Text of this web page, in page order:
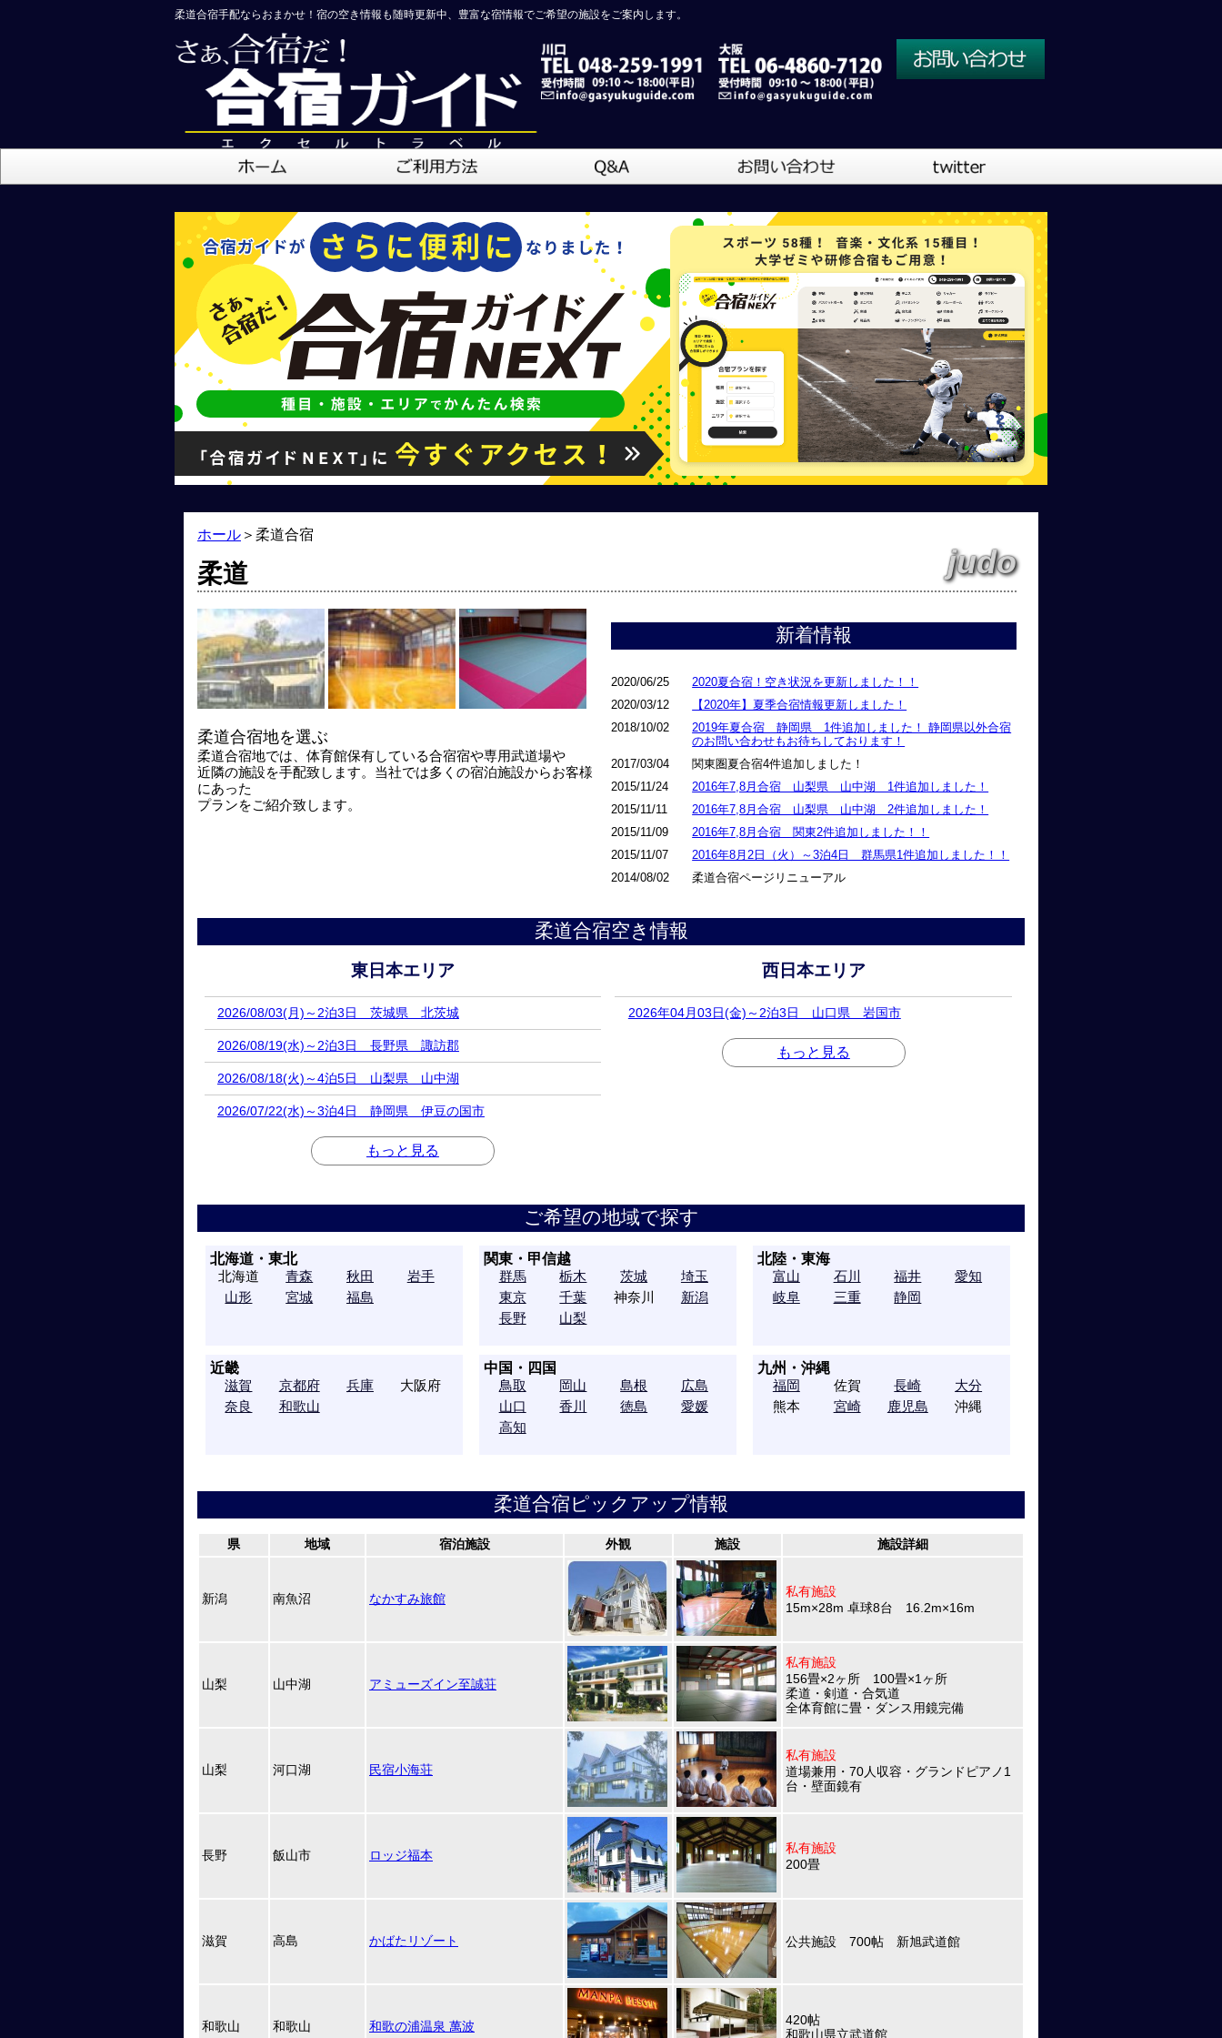
柔道合宿手配ならおまかせ！宿の空き情報も随時更新中、豊富な宿情報でご希望の施設をご案内します。
大阪営業所
吹奏楽
ホール ＞ 柔道合宿
柔道 judo
柔道合宿地を選ぶ
柔道合宿地では、体育館保有している合宿宿や専用武道場や
近隣の施設を手配致します。当社では多くの宿泊施設からお客様
にあった
プランをご紹介致します。
新着情報
2020/06/25
2020夏合宿！空き状況を更新しました！！
2020/03/12
【2020年】夏季合宿情報更新しました！
2018/10/02
2019年夏合宿 静岡県 1件追加しました！ 静岡県以外合宿
のお問い合わせもお待ちしております！
2017/03/04
関東圏夏合宿4件追加しました！
2015/11/24
2016年7,8月合宿 山梨県 山中湖 1件追加しました！
2015/11/11
2016年7,8月合宿 山梨県 山中湖 2件追加しました！
2015/11/09
2016年7,8月合宿 関東2件追加しました！！
2015/11/07
2016年8月2日（火）～3泊4日 群馬県1件追加しました！！
2014/08/02
柔道合宿ページリニューアル
柔道合宿空き情報
東日本エリア
2026/08/03(月)～2泊3日 茨城県 北茨城
2026/08/19(水)～2泊3日 長野県 諏訪郡
2026/08/18(火)～4泊5日 山梨県 山中湖
2026/07/22(水)～3泊4日 静岡県 伊豆の国市
もっと見る
西日本エリア
2026年04月03日(金)～2泊3日 山口県 岩国市
もっと見る
ご希望の地域で探す
北海道・東北
北海道
青森 秋田
岩手
山形
宮城 福島
関東・甲信越
群馬
栃木 茨城
埼玉
東京
千葉 神奈川
新潟
長野
山梨
北陸・東海
富山
石川 福井
愛知
岐阜
三重 静岡
近畿
滋賀
京都府 兵庫
大阪府
奈良
和歌山
中国・四国
鳥取
岡山 島根
広島
山口
香川 徳島
愛媛
高知
九州・沖縄
福岡
佐賀 長崎
大分
熊本
宮崎 鹿児島 沖縄
柔道合宿ピックアップ情報
県 地域 宿泊施設 外観 施設 施設詳細
新潟 南魚沼 なかすみ旅館
私有施設
15m×28m 卓球8台 16.2m×16m
山梨 山中湖 アミューズイン至誠荘
私有施設
156畳×2ヶ所 100畳×1ヶ所
柔道・剣道・合気道
全体育館に畳・ダンス用鏡完備
山梨 河口湖 民宿小海荘
私有施設
道場兼用・70人収容・グランドピアノ1
台・壁面鏡有
長野 飯山市 ロッジ福本
私有施設
200畳
滋賀 高島 かばたリゾート 公共施設 700帖 新旭武道館
和歌山 和歌山 和歌の浦温泉 萬波
420帖
和歌山県立武道館